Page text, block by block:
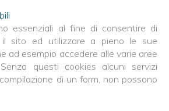
essenziali al fine di consentire di
sito ed utilizzare a pieno le sue
ad esempio accedere alle varie aree
questi cookies alcuni servizi
di un form, non possono